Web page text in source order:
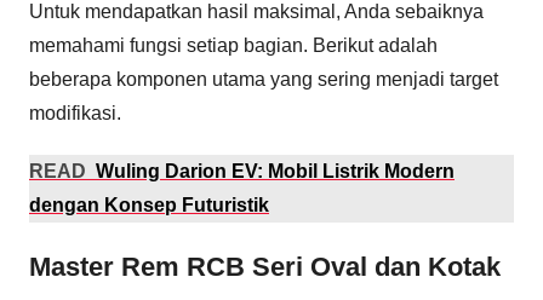
Untuk mendapatkan hasil maksimal, Anda sebaiknya
memahami fungsi setiap bagian. Berikut adalah
beberapa komponen utama yang sering menjadi target
modifikasi.
READ Wuling Darion EV: Mobil Listrik Modern
dengan Konsep Futuristik
Master Rem RCB Seri Oval dan Kotak